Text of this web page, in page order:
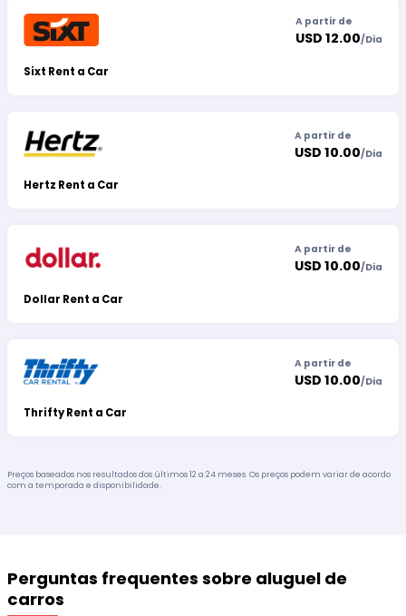
Sixt Rent a Car
A partir de
USD 12.00/Dia
Hertz Rent a Car
A partir de
USD 10.00/Dia
Dollar Rent a Car
A partir de
USD 10.00/Dia
Thrifty Rent a Car
A partir de
USD 10.00/Dia
Preços baseados nos resultados dos últimos 12 a 24 meses. Os preços podem variar de acordo
com a temporada e disponibilidade.
Perguntas frequentes sobre aluguel de
carros